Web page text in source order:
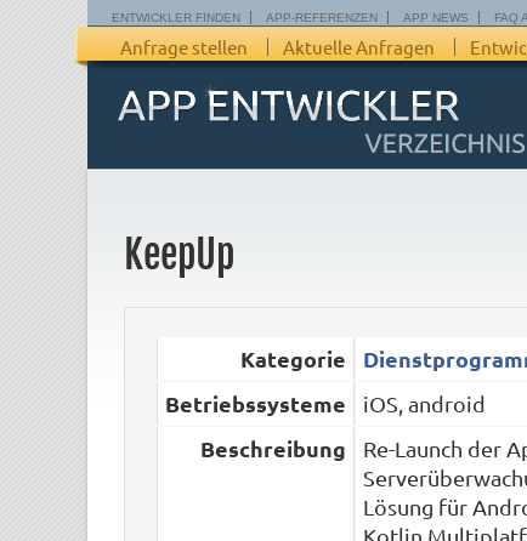
ENTWICKLER FINDEN APP-REFERENZEN APP NEWS FAQ
Anfrage stellen Aktuelle Anfragen
KeepUp
Kategorie
Betriebssysteme
iOS, android
Beschreibung
Re-Launch der
Lösung für
Kotlin